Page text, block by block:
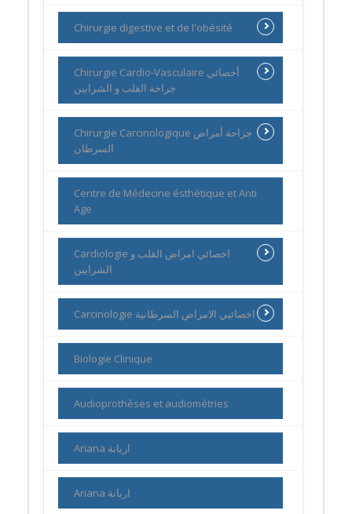
Chirurgie digestive et de l'obésité
Chirurgie Cardio-Vasculaire أخصائي
جراحة القلب و الشرايين
Chirurgie Carcinologique جراحة أمراض
السرطان
Centre de Médecine ésthétique et Anti
Age
Cardiologie اخصائي امراض القلب و
الشرايين
Carcinologie اخصائيي الامراض السرطانية
Biologie Clinique
Audioprothèses et audiométries
Ariana اريانة
Ariana اريانة